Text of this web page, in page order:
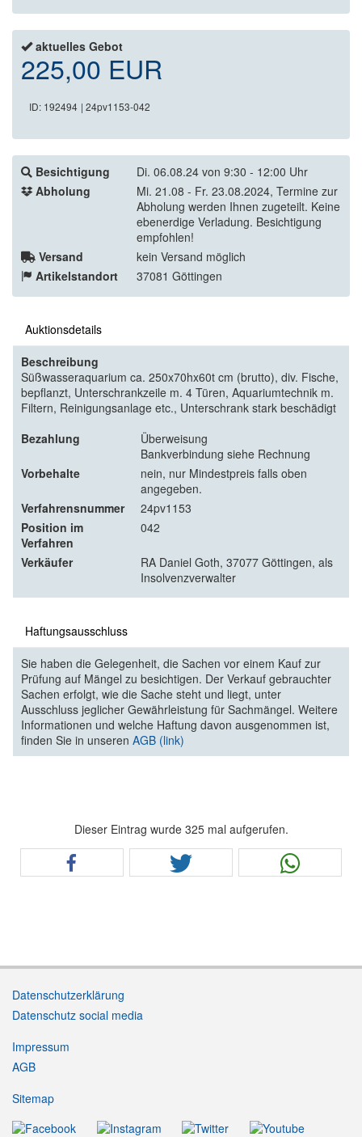
aktuelles Gebot
225,00 EUR
ID: 192494 | 24pv1153-042
Besichtigung
Di. 06.08.24 von 9:30 - 12:00 Uhr
Abholung
Mi. 21.08 - Fr. 23.08.2024, Termine zur
Abholung werden Ihnen zugeteilt. Keine
ebenerdige Verladung. Besichtigung
empfohlen!
Versand
kein Versand möglich
Artikelstandort
37081 Göttingen
Auktionsdetails
Beschreibung
Süßwasseraquarium ca. 250x70hx60t cm (brutto), div. Fische,
bepflanzt, Unterschrankzeile m. 4 Türen, Aquariumtechnik m.
Filtern, Reinigungsanlage etc., Unterschrank stark beschädigt
Bezahlung
Überweisung
Bankverbindung siehe Rechnung
Vorbehalte
nein, nur Mindestpreis falls oben
angegeben.
Verfahrensnummer
24pv1153
Position im
Verfahren
042
Verkäufer
RA Daniel Goth, 37077 Göttingen, als
Insolvenzverwalter
Haftungsausschluss
Sie haben die Gelegenheit, die Sachen vor einem Kauf zur
Prüfung auf Mängel zu besichtigen. Der Verkauf gebrauchter
Sachen erfolgt, wie die Sache steht und liegt, unter
Ausschluss jeglicher Gewährleistung für Sachmängel. Weitere
Informationen und welche Haftung davon ausgenommen ist,
finden Sie in unseren AGB (link)
Dieser Eintrag wurde 325 mal aufgerufen.
Datenschutzerklärung
Datenschutz social media
Impressum
AGB
Sitemap